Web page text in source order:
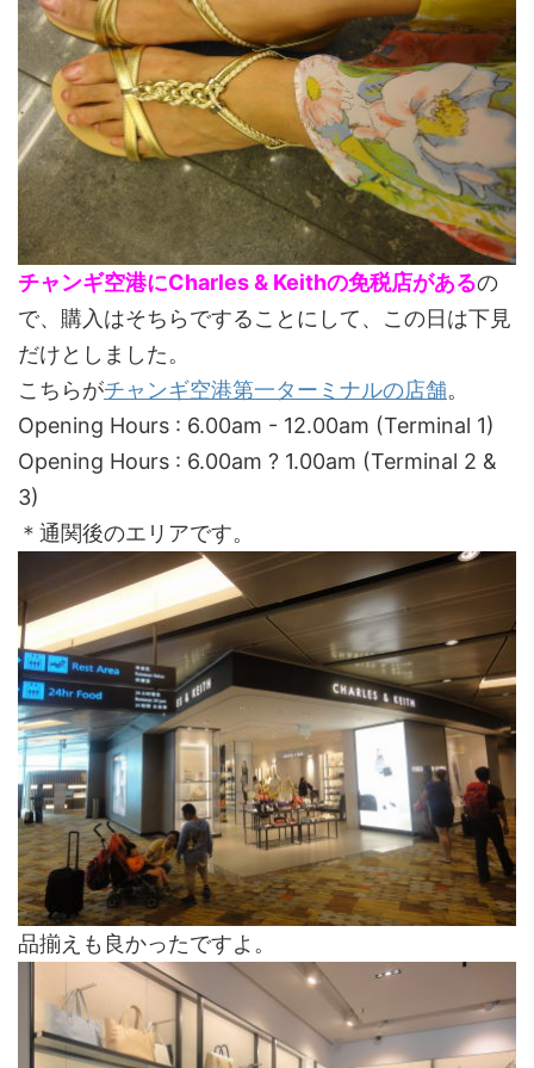
チャンギ空港にCharles & Keithの免税店があるの
で、購入はそちらですることにして、この日は下見
だけとしました。
こちらがチャンギ空港第一ターミナルの店舗。
Opening Hours : 6.00am - 12.00am (Terminal 1)
Opening Hours : 6.00am ? 1.00am (Terminal 2 &
3)
＊通関後のエリアです。
品揃えも良かったですよ。